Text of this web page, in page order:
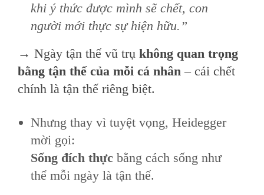
khi ý thức được mình sẽ chết, con
người mới thực sự hiện hữu.”
→ Ngày tận thế vũ trụ không quan trọng
bằng tận thế của mỗi cá nhân– cái chết
chính là tận thế riêng biệt.
Nhưng thay vì tuyệt vọng, Heidegger
mời gọi:
Sống đích thực bằng cách sống như
thể mỗi ngày là tận thế.